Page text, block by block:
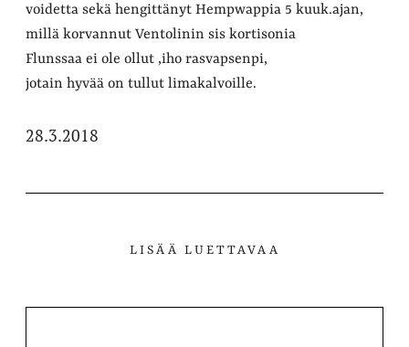
voidetta sekä hengittänyt Hempwappia 5 kuuk.ajan,
millä korvannut Ventolinin sis kortisonia
Flunssaa ei ole ollut ,iho rasvapsenpi,
jotain hyvää on tullut limakalvoille.
28.3.2018
LISÄÄ LUETTAVAA